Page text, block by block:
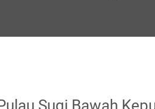
Sugi Bawah